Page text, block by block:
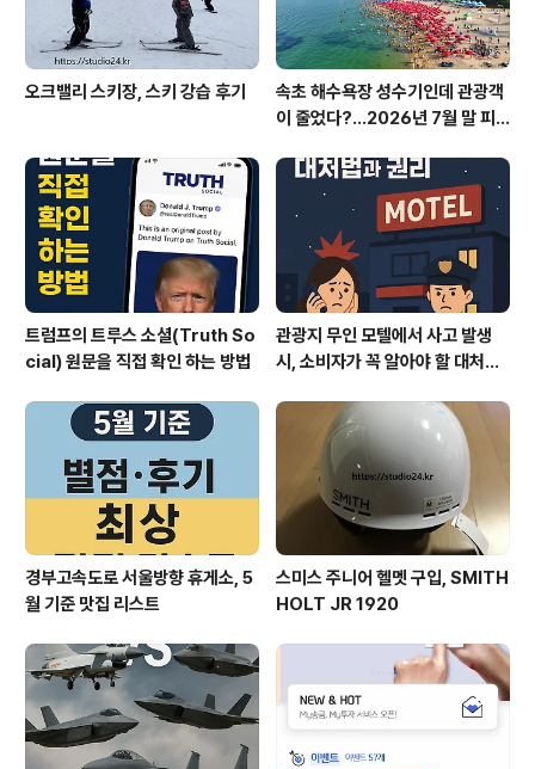
오크밸리 스키장, 스키 강습 후기
속초 해수욕장 성수기인데 관광객
이 줄었다?…2026년 7월 말 피
트럼프의 트루스 소셜(Truth So
cial) 원문을 직접 확인 하는 방법
관광지 무인 모텔에서 사고 발생
시, 소비자가 꼭 알아야 할 대처법
경부고속도로 서울방향 휴게소, 5
월 기준 맛집 리스트
스미스 주니어 헬멧 구입, SMITH
HOLT JR 1920